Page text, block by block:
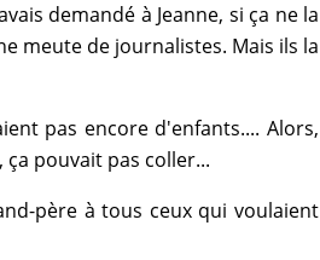
demandé à Jeanne, si ça ne la
meute de journalistes. Mais ils la
pas encore d'enfants.... Alors,
pouvait pas coller...
père à tous ceux qui voulaient